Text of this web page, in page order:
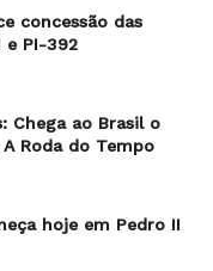
concessão das
e PI-392
Chega ao Brasil o
Roda do Tempo
hoje em Pedro II